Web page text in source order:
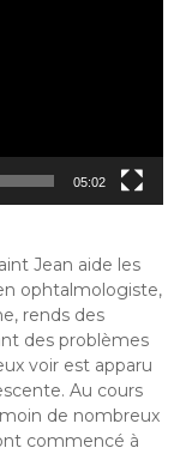
05:02
Jean aide les
ophtalmologiste,
rends des
des problèmes
voir est apparu
Au cours
de nombreux
commencé à